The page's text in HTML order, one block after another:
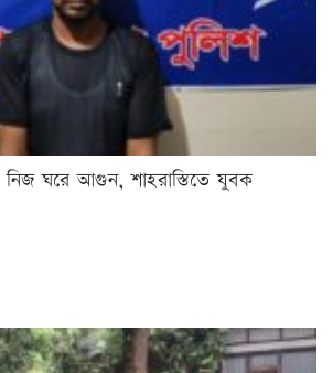
নিজ ঘরে আগুন, শাহরাস্তিতে যুবক